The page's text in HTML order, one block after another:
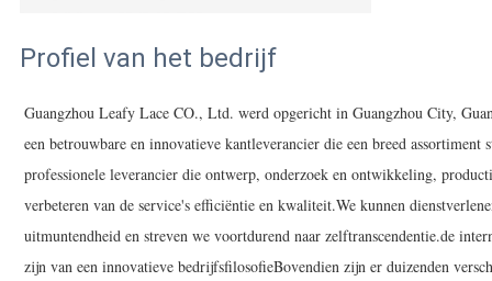
Profiel van het bedrijf
Guangzhou Leafy Lace CO., Ltd. werd opgericht in Guangzhou City,
een betrouwbare en innovatieve kantleverancier die een breed
professionele leverancier die ontwerp, onderzoek en ontwikkeling,
verbeteren van de service's efficiëntie en kwaliteit.We kunnen
uitmuntendheid en streven we voortdurend naar zelftranscendentie.de
zijn van een innovatieve bedrijfsfilosofieBovendien zijn er duizenden